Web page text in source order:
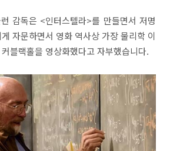
감독은 <인터스텔라>를 만들면서 저명
자문하면서 영화 역사상 가장 물리학 이
블랙홀을 영상화했다고 자부했습니다.